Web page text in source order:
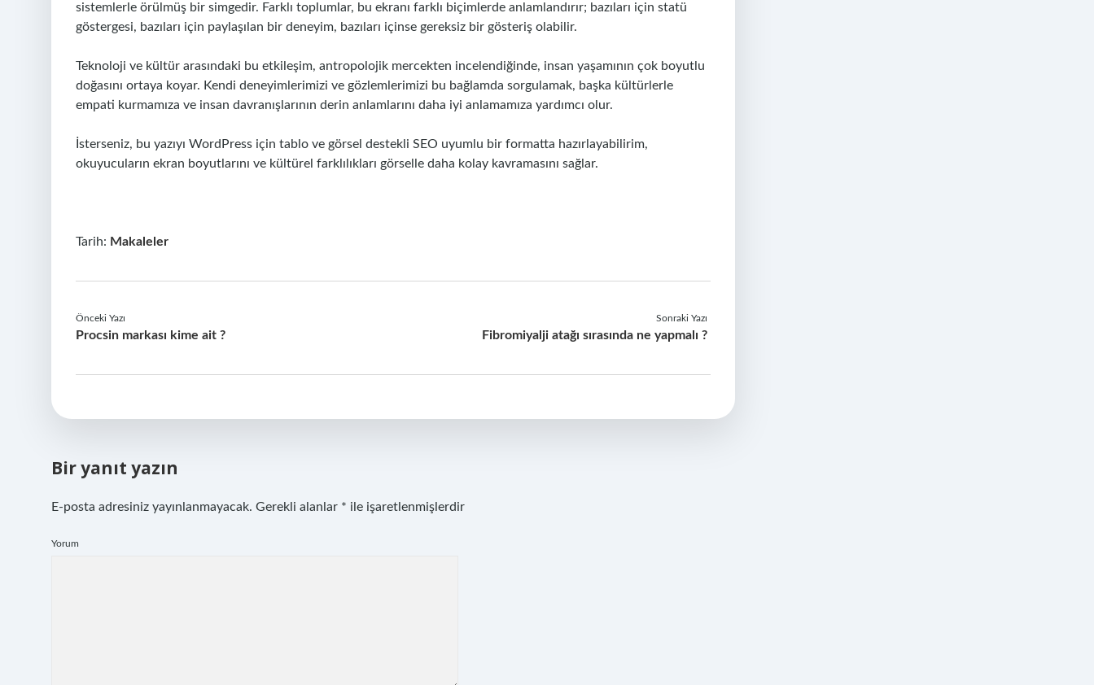
sistemlerle örülmüş bir simgedir. Farklı toplumlar, bu ekranı farklı biçimlerde anlamlandırır; bazıları için statü
göstergesi, bazıları için paylaşılan bir deneyim, bazıları içinse gereksiz bir gösteriş olabilir.
Teknoloji ve kültür arasındaki bu etkileşim, antropolojik mercekten incelendiğinde, insan yaşamının çok boyutlu
doğasını ortaya koyar. Kendi deneyimlerimizi ve gözlemlerimizi bu bağlamda sorgulamak, başka kültürlerle
empati kurmamıza ve insan davranışlarının derin anlamlarını daha iyi anlamamıza yardımcı olur.
İsterseniz, bu yazıyı WordPress için tablo ve görsel destekli SEO uyumlu bir formatta hazırlayabilirim,
okuyucuların ekran boyutlarını ve kültürel farklılıkları görselle daha kolay kavramasını sağlar.
Tarih: Makaleler
Önceki Yazı
Procsin markası kime ait ?
Sonraki Yazı
Fibromiyalji atağı sırasında ne yapmalı ?
Bir yanıt yazın
E-posta adresiniz yayınlanmayacak. Gerekli alanlar * ile işaretlenmişlerdir
Yorum